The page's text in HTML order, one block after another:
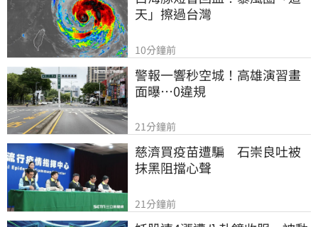
天」擦過台灣
10分鐘前
警報一響秒空城！高雄演習畫
面曝…0違規
21分鐘前
慈濟買疫苗遭騙　石崇良吐被
抹黑阻擋心聲
21分鐘前